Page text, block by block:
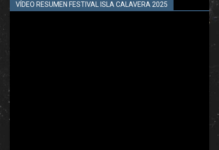
VÍDEO RESUMEN FESTIVAL ISLA CALAVERA 2025